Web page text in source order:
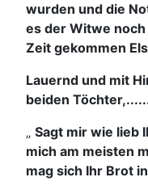
wurden und die
es der Witwe
Zeit gekommen
Lauernd und mit
beiden
„ Sagt mir wie lieb
mich am meisten
mag sich Ihr Brot